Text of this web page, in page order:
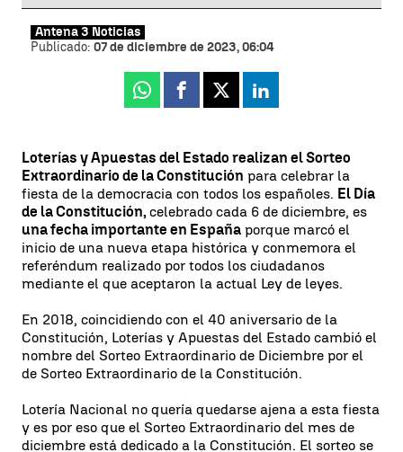
Antena 3 Noticias
Publicado: 07 de diciembre de 2023, 06:04
Whatsapp
Facebook
X Linkedin
Loterías y Apuestas del Estado realizan el Sorteo
Extraordinario de la Constitución para celebrar la
fiesta de la democracia con todos los españoles. El Día
de la Constitución, celebrado cada 6 de diciembre, es
una fecha importante en España porque marcó el
inicio de una nueva etapa histórica y conmemora el
referéndum realizado por todos los ciudadanos
mediante el que aceptaron la actual Ley de leyes.
En 2018, coincidiendo con el 40 aniversario de la
Constitución, Loterías y Apuestas del Estado cambió el
nombre del Sorteo Extraordinario de Diciembre por el
de Sorteo Extraordinario de la Constitución.
Lotería Nacional no quería quedarse ajena a esta fiesta
y es por eso que el Sorteo Extraordinario del mes de
diciembre está dedicado a la Constitución. El sorteo se